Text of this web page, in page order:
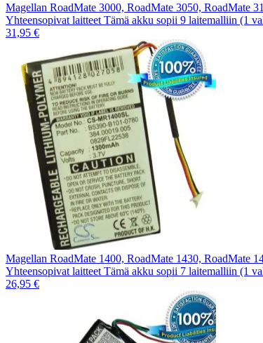
Magellan RoadMate 3000, RoadMate 3050, RoadMate
Yhteensopivat laitteet Tämä akku sopii 9 laitemalliin (1
31,95 €
Magellan RoadMate 1400, RoadMate 1430, RoadMate
Yhteensopivat laitteet Tämä akku sopii 7 laitemalliin (1
26,95 €